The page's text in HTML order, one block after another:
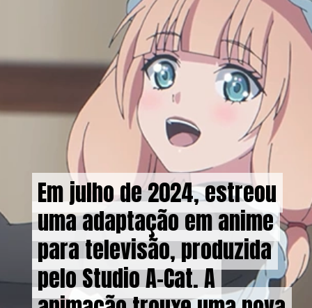
Em julho de 2024, estreou
uma adaptação em anime
para televisão, produzida
pelo Studio A-Cat. A
Em julho de 2024, estreou
uma adaptação em anime
para televisão, produzida
pelo Studio A-Cat. A